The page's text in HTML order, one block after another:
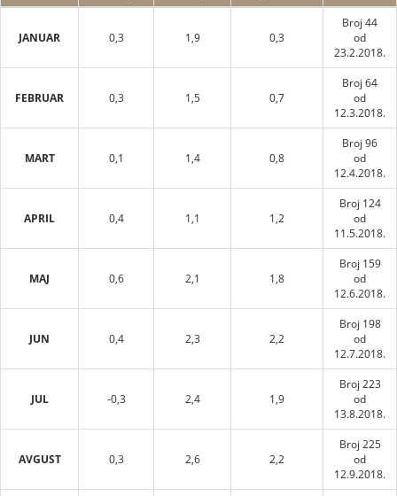
JANUAR 0,3 1,9 0,3
Broj 44
od
23.2.2018.
FEBRUAR 0,3 1,5 0,7
Broj 64
od
12.3.2018.
MART 0,1 1,4 0,8
Broj 96
od
12.4.2018.
APRIL 0,4 1,1 1,2
Broj 124
od
11.5.2018.
MAJ 0,6 2,1 1,8
Broj 159
od
12.6.2018.
JUN 0,4 2,3 2,2
Broj 198
od
12.7.2018.
JUL -0,3 2,4 1,9
Broj 223
od
13.8.2018.
AVGUST 0,3 2,6 2,2
Broj 225
od
12.9.2018.